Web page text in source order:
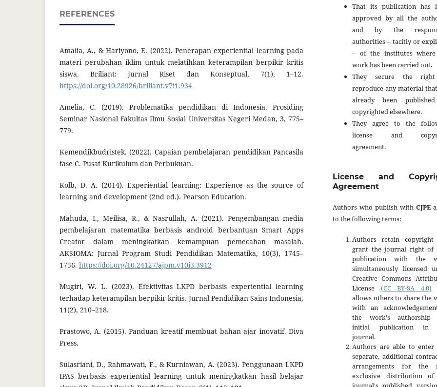
REFERENCES
Amalia, A., & Hariyono, E. (2022). Penerapan experiential learning pada
materi perubahan iklim untuk melatihkan keterampilan berpikir kritis
siswa. Briliant: Jurnal Riset dan Konseptual, 7(1), 1–12.
https://doi.org/10.28926/briliant.v7i1.934⁠
Amelia, C. (2019). Problematika pendidikan di Indonesia. Prosiding
Seminar Nasional Fakultas Ilmu Sosial Universitas Negeri Medan, 3, 775–
779.
Kemendikbudristek. (2022). Capaian pembelajaran pendidikan Pancasila
fase C. Pusat Kurikulum dan Perbukuan.
Kolb, D. A. (2014). Experiential learning: Experience as the source of
learning and development (2nd ed.). Pearson Education.
Mahuda, I., Meilisa, R., & Nasrullah, A. (2021). Pengembangan media
pembelajaran matematika berbasis android berbantuan Smart Apps
Creator dalam meningkatkan kemampuan pemecahan masalah.
AKSIOMA: Jurnal Program Studi Pendidikan Matematika, 10(3), 1745–
1756. https://doi.org/10.24127/ajpm.v10i3.3912⁠
Mugiri, W. L. (2023). Efektivitas LKPD berbasis experiential learning
terhadap keterampilan berpikir kritis. Jurnal Pendidikan Sains Indonesia,
11(2), 210–218.
Prastowo, A. (2015). Panduan kreatif membuat bahan ajar inovatif. Diva
Press.
Sulasriani, D., Rahmawati, F., & Kurniawan, A. (2023). Penggunaan LKPD
IPAS berbasis experiential learning untuk meningkatkan hasil belajar
That its publication has
approved by all the
and by the
authorities – tacitly or
– of the institutes
work has been carried out.
They secure the
reproduce any material
already been
copyrighted elsewhere.
They agree to the
license and
agreement.
License and
Agreement
Authors who publish with CJPE
to the following terms:
Authors retain copyright
grant the journal right of
publication with the
simultaneously licensed
Creative Commons
License (CC BY-SA 4.0)
allows others to share the
with an
the work's authorship
initial publication in
journal.
Authors are able to enter
separate, additional
arrangements for the
exclusive distribution